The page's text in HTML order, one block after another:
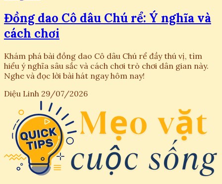
Đồng dao Cô dâu Chú rể: Ý nghĩa và
cách chơi
Khám phá bài đồng dao Cô dâu Chú rể đầy thú vị, tìm
hiểu ý nghĩa sâu sắc và cách chơi trò chơi dân gian này.
Nghe và đọc lời bài hát ngay hôm nay!
Diệu Linh 29/07/2026